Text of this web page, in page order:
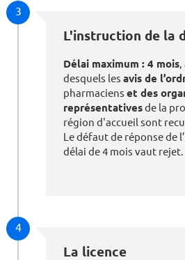
3
L'instruction de la
Délai maximum : 4 mois,
desquels les avis de
pharmaciens et des
représentativesde la
région d'accueil sont
Le défaut de réponse de
délai de 4 mois vaut rejet.
4
La licence